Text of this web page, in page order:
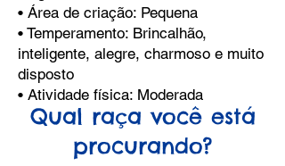
Qual raça você está
procurando?
• Área de criação: Pequena
• Temperamento: Brincalhão,
inteligente, alegre, charmoso e muito
disposto
• Atividade física: Moderada